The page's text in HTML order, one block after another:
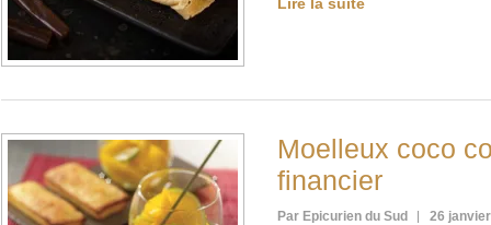
Moelleux coco
financier
Par Epicurien du Sud 26